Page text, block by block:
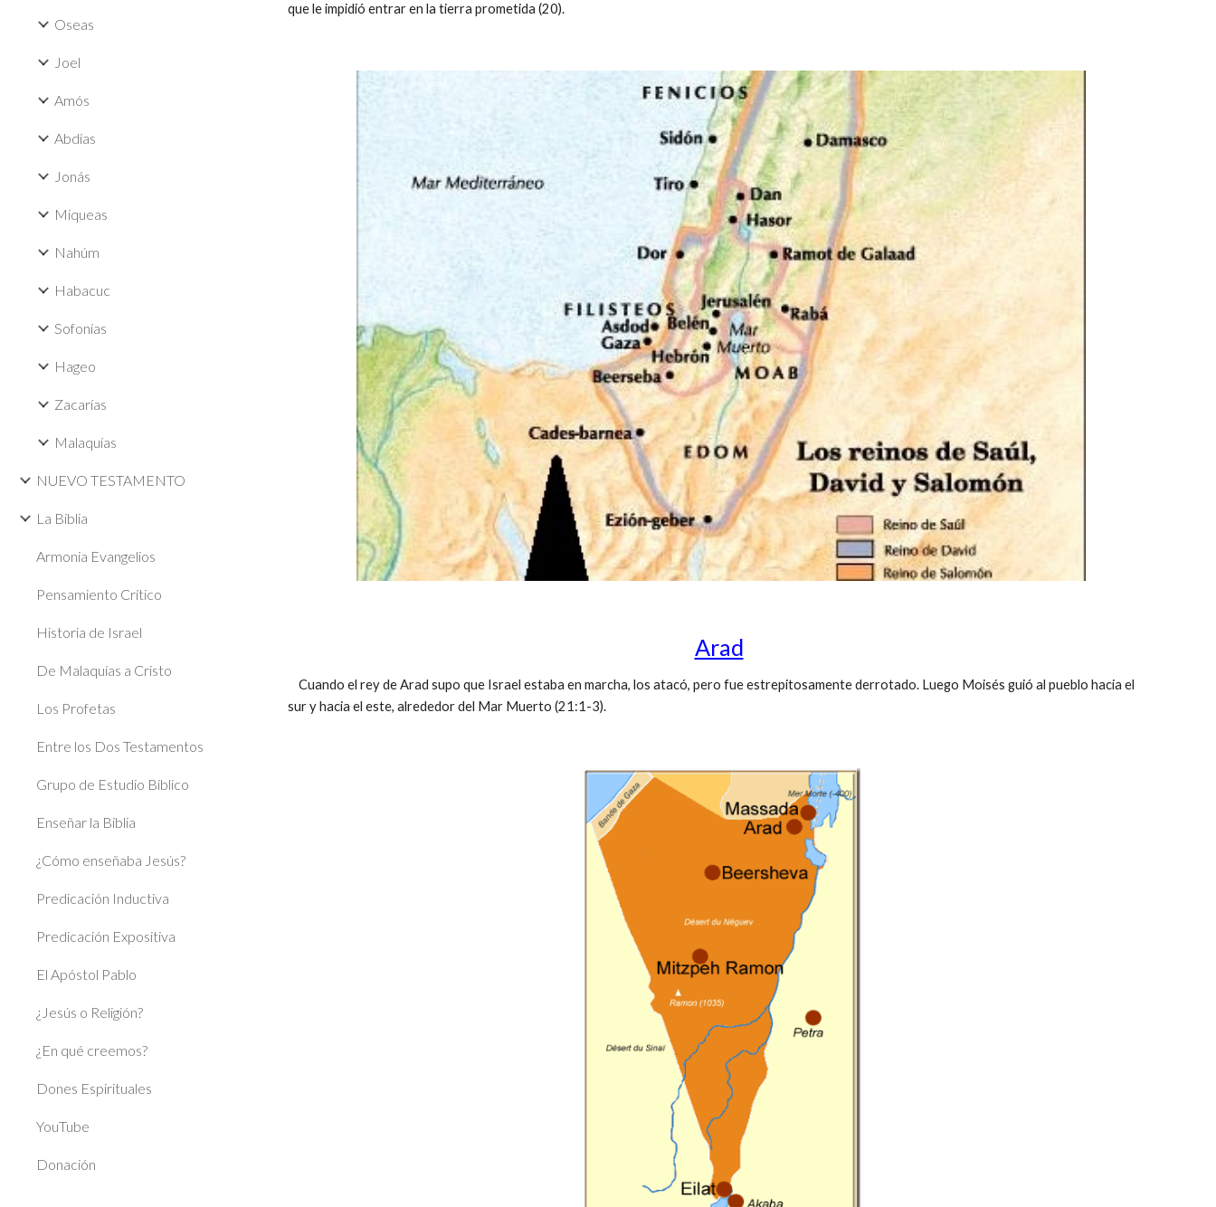
Oseas
Joel
Amós
Abdías
Jonás
Miqueas
Nahúm
Habacuc
Sofonías
Hageo
Zacarías
Malaquías
NUEVO TESTAMENTO
La Biblia
Armonia Evangelios
Pensamiento Crítico
Historia de Israel
De Malaquías a Cristo
Los Profetas
Entre los Dos Testamentos
Grupo de Estudio Bíblico
Enseñar la Biblia
¿Cómo enseñaba Jesús?
Predicación Inductiva
Predicación Expositiva
El Apóstol Pablo
¿Jesús o Religión?
¿En qué creemos?
Dones Espirituales
YouTube
Donación
que le impidió entrar en la tierra prometida (20).
Arad
Cuando el rey de Arad supo que Israel estaba en marcha, los atacó, pero fue estrepitosamente derrotado. Luego Moisés guió al pueblo hacia el
sur y hacia el este, alrededor del Mar Muerto (21:1-3).